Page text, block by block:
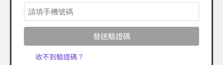
發送驗證碼
收不到驗證碼？